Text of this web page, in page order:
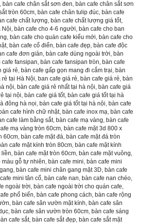
, bàn cafe chân sắt sơn đen, bàn cafe chân sắt sơn
tròn 60cm, bàn cafe chân tulip đúc, bàn cafe
cafe chất lượng, bàn cafe chất lượng giá tốt,
Nội, bàn cafe cho 4-6 người, bàn cafe cho ban
, bàn cafe cho quán cafe kiểu mới, bàn cafe cho
, bàn cafe cổ điển, bàn cafe đẹp, bàn cafe độc
cafe đơn giản, bàn cafe dùng ngoài trời, bàn
cafe fansipan, bàn cafe fansipan tròn, bàn cafe
giá rẻ, bàn cafe gấp gọn mang đi cắm trại, bàn
rẻ tại Hà Nội, ban cafe giá rẻ, bàn cafe giá rẻ, bàn
nội, bàn cafe giá rẻ nhất tại hà nội, bàn cafe giá
tại nội, bàn cafe giá tốt, bàn cafe giá tốt tại hà
đông hà nọi, bàn cafe giá tốt tại hà nội, bàn cafe
cafe hình chữ nhật, bàn cafe inox mạ, bàn cafe
cafe làm bằng sắt, bàn cafe mạ vàng, bàn cafe
mạ vàng tròn 60cm, bàn cafe mặt 3d 800 x
60cm, bàn cafe mặt đá, bàn cafe mặt đá tròn
cafe mặt kính tròn 80cm, bàn cafe mặt kính
liền, bàn cafe mặt tròn 60cm, bàn cafe mặt vuông,
màu gỗ tự nhiên, bàn cafe mini, bàn cafe mini
, bàn cafe mini chân gang mặt 3D, bàn cafe
mini tân cổ, bàn cafe nan, bàn cafe nan chéo,
ngoài trời, bàn cafe ngoài trời cho quán cafe,
phổ biến, bàn cafe phong cách, bàn cafe rộng
, bàn cafe sân vườn mặt kính, bàn cafe sân
, bàn cafe sân vườn tròn 60cm, bàn cafe sáng
cafe sắt, bàn cafe sắt đẹp, bàn cafe sắt mặt